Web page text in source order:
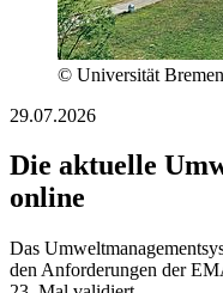
© Universität Bremen
29.07.2026
Die aktuelle
online
Das
den Anforderungen der